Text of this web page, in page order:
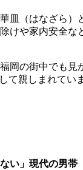
皿（はなざら）
けや家内安全な
岡の街中でも見
て親しまれてい
い」現代の男帯